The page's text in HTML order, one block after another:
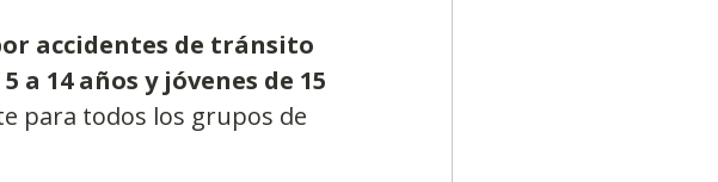
accidentes de tránsito
14 años y jóvenes de 15
para todos los grupos de